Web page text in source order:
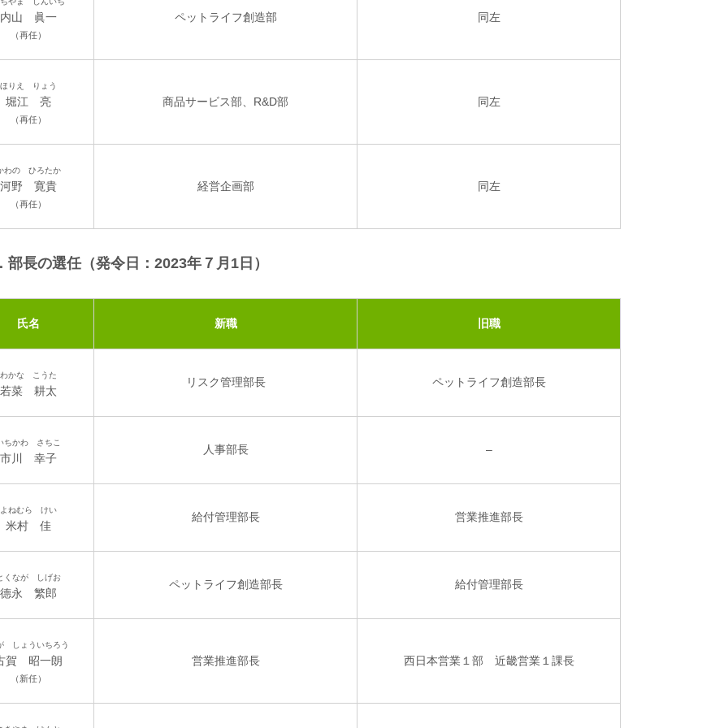
内山 眞一
（再任）
ペットライフ創造部 同左
ほりえ りょう
堀江 亮
（再任）
商品サービス部、R&D部 同左
わの ひろたか
河野 寛貴
（再任）
経営企画部 同左
部長の選任（発令日：2023年７月1日）
氏名 新職 旧職
わかな こうた
若菜 耕太
リスク管理部長 ペットライフ創造部長
ちかわ さちこ
市川 幸子
人事部長 –
よねむら けい
米村 佳
給付管理部長 営業推進部長
くなが しげお
德永 繁郎
ペットライフ創造部長 給付管理部長
しょういちろう
賀 昭一朗
（新任）
営業推進部長 西日本営業１部 近畿営業１課長